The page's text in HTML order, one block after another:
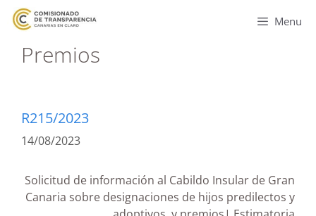
Menu
Premios
R215/2023
14/08/2023
Solicitud de información al Cabildo Insular de Gran
Canaria sobre designaciones de hijos predilectos y